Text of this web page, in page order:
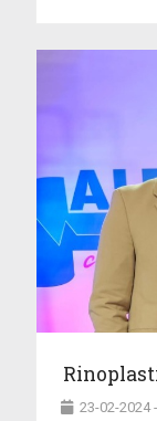
23-02-2024